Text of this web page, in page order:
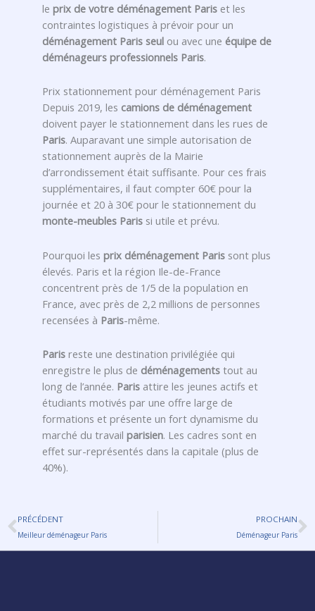
le prix de votre déménagement Paris et les
contraintes logistiques à prévoir pour un
déménagement Paris seul ou avec une équipe de
déménageurs professionnels Paris.
Prix stationnement pour déménagement Paris
Depuis 2019, les camions de déménagement
doivent payer le stationnement dans les rues de
Paris. Auparavant une simple autorisation de
stationnement auprès de la Mairie
d’arrondissement était suffisante. Pour ces frais
supplémentaires, il faut compter 60€ pour la
journée et 20 à 30€ pour le stationnement du
monte-meubles Paris si utile et prévu.
Pourquoi les prix déménagement Paris sont plus
élevés. Paris et la région Ile-de-France
concentrent près de 1/5 de la population en
France, avec près de 2,2 millions de personnes
recensées à Paris-même.
Paris reste une destination privilégiée qui
enregistre le plus de déménagements tout au
long de l’année. Paris attire les jeunes actifs et
étudiants motivés par une offre large de
formations et présente un fort dynamisme du
marché du travail parisien. Les cadres sont en
effet sur-représentés dans la capitale (plus de
40%).
Précédent
PRÉCÉDENT
Meilleur déménageur Paris
PROCHAIN
Déménageur Paris